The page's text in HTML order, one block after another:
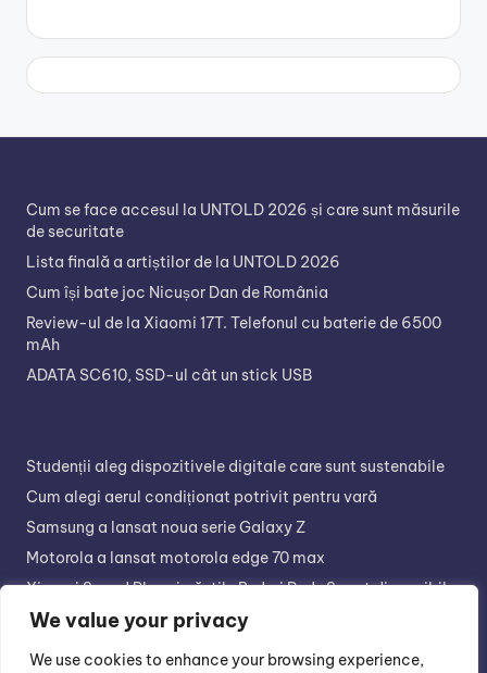
We value your privacy
We use cookies to enhance your browsing experience,
Cum se face accesul la UNTOLD 2026 și care sunt măsurile
de securitate
Lista finală a artiștilor de la UNTOLD 2026
Cum își bate joc Nicușor Dan de România
Review-ul de la Xiaomi 17T. Telefonul cu baterie de 6500
mAh
ADATA SC610, SSD-ul cât un stick USB
Studenții aleg dispozitivele digitale care sunt sustenabile
Cum alegi aerul condiționat potrivit pentru vară
Samsung a lansat noua serie Galaxy Z
Motorola a lansat motorola edge 70 max
Xiaomi Sound Play și căștile Redmi Buds 8 sunt disponibile
în retail